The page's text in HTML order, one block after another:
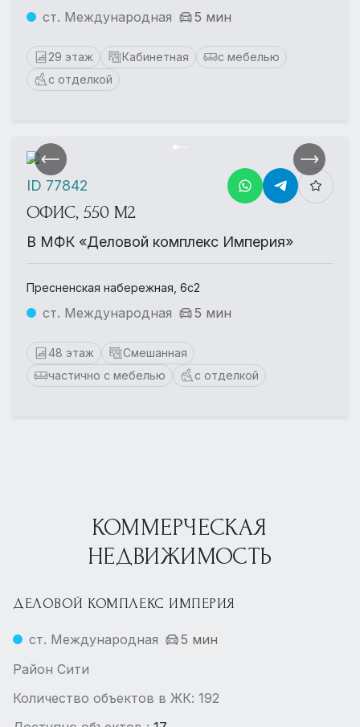
ст. Международная 5 мин
29 этаж Кабинетная
с мебелью
с отделкой
ОФИС, 550 М2
В МФК «Деловой комплекс Империя»
Пресненская набережная, 6с2
ст. Международная 5 мин
48 этаж
Смешанная
частично с мебелью
с отделкой
ID 77842
КОММЕРЧЕСКАЯ
НЕДВИЖИМОСТЬ
ДЕЛОВОЙ КОМПЛЕКС ИМПЕРИЯ
ст. Международная
5 мин
Район Сити
Количество объектов в ЖК: 192